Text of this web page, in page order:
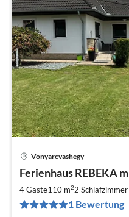
Vonyarcvashegy
Ferienhaus REBEKA
4 Gäste110 m22 Schlafzimmer
1 Bewertung